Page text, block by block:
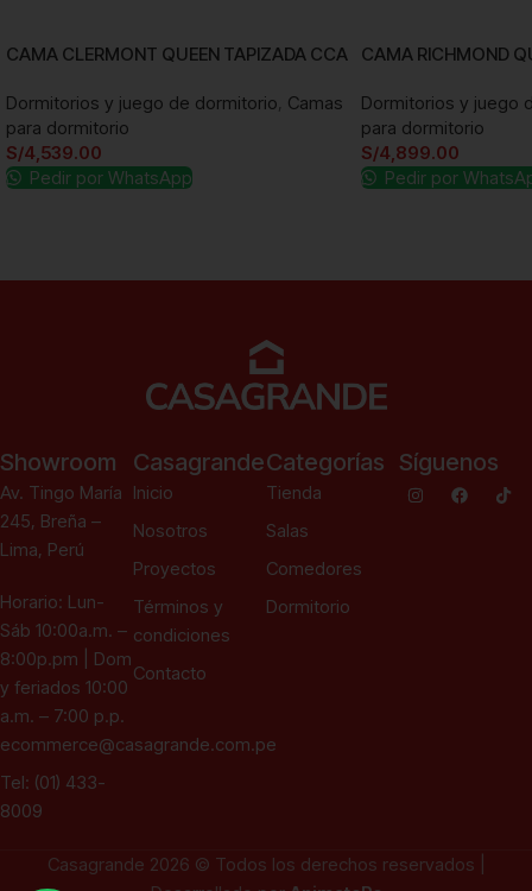
CAMA CLERMONT QUEEN TAPIZADA CCA
Dormitorios y juego de dormitorio, Camas
para dormitorio
S/4,539.00
Pedir por WhatsApp
CAMA RICHMOND
Dormitorios y juego
para dormitorio
S/4,899.00
Pedir por
Showroom
Av. Tingo María
245, Breña –
Lima, Perú
Horario: Lun-
Sáb 10:00a.m. –
8:00p.pm | Dom
y feriados 10:00
a.m. – 7:00 p.p.
ecommerce@casagrande.com.pe
Tel: (01) 433-
8009
Casagrande
Inicio
Nosotros
Proyectos
Términos y
condiciones
Contacto
Categorías
Tienda
Salas
Comedores
Dormitorio
Síguenos
Casagrande 2026 © Todos los derechos reservados |